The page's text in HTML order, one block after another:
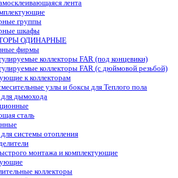
лента
группы
шкафы
ОДИНАРНЫЕ
фирмы
коллекторы FAR (под концевики)
коллекторы FAR (с дюймовой резьбой)
к коллекторам
узлы и боксы для Теплого пола
дымохода
сталь
системы отопления
монтажа и комплектующие
коллекторы